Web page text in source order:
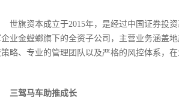
旗资本成立于2015年，是经过中国证券投资
企业金螳螂旗下的全资子公司，主营业务涵盖
略、专业的管理团队以及严格的风控体系，
三驾马车助推成长